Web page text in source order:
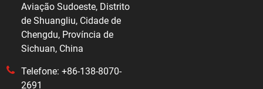
Aviação Sudoeste, Distrito
de Shuangliu, Cidade de
Chengdu, Província de
Sichuan, China
Telefone: +86-138-8070-
2691